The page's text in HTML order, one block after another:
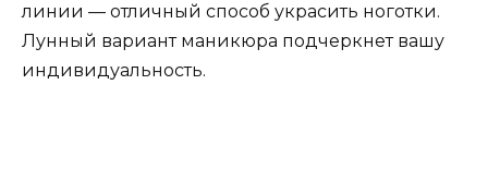
линии — отличный способ украсить ноготки.
Лунный вариант маникюра подчеркнет вашу
индивидуальность.